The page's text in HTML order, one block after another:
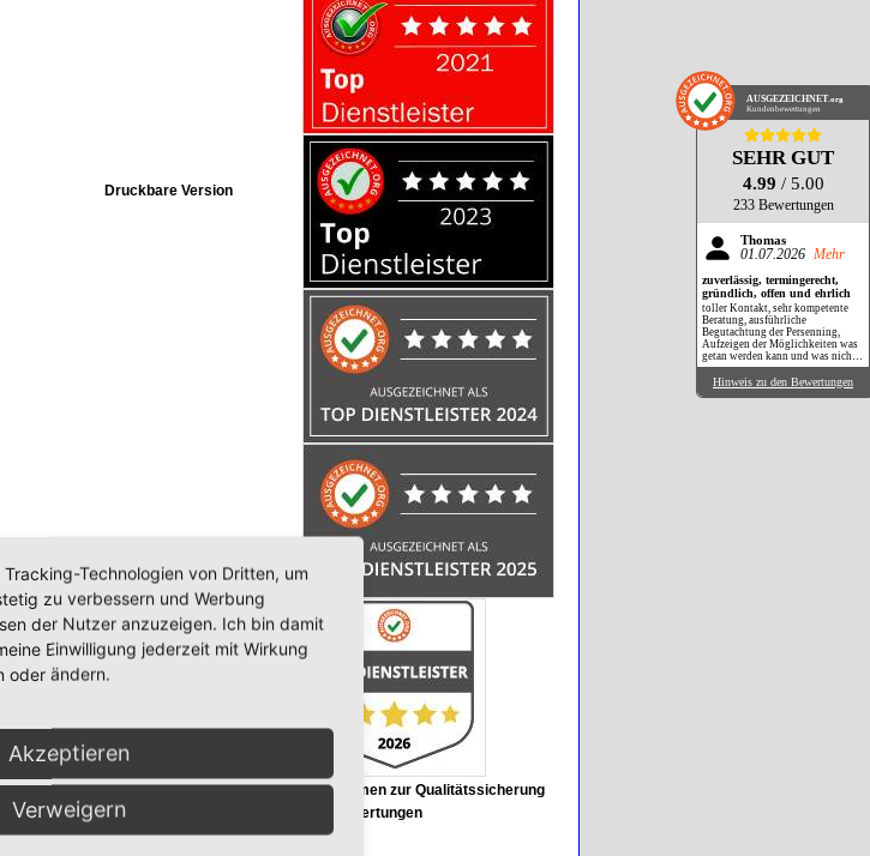
Druckbare Version
Maßnahmen zur Qualitätssicherung
von Bewertungen
Technologien von Dritten, um
zu verbessern und Werbung
der Nutzer anzuzeigen. Ich bin damit
Einwilligung jederzeit mit Wirkung
oder ändern.
Akzeptieren
Verweigern
AUSGEZEICHNET .org
Kundenbewertungen
SEHR GUT
4.99 / 5.00
233 Bewertungen
Thomas
01.07.2026 Mehr
zuverlässig, termingerecht,
gründlich, offen und ehrlich
toller Kontakt, sehr kompetente
Beratung, ausführliche
Begutachtung der Persenning,
Aufzeigen der Möglichkeiten was
getan werden kann und was nicht,
zuverlässige Fertigstellung zum
vereinbarten Preis und zum
vereinbarten Termin - was will man
Hinweis zu den Bewertungen